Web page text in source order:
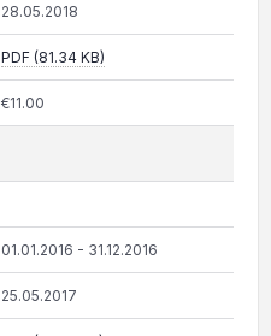
28.05.2018
PDF (81.34 KB)
€11.00
01.01.2016 - 31.12.2016
25.05.2017